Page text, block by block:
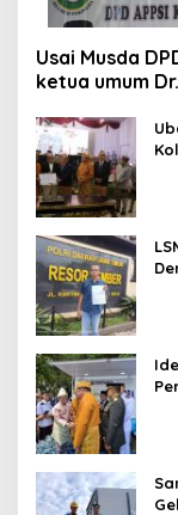
Usai Musda
ketua umum